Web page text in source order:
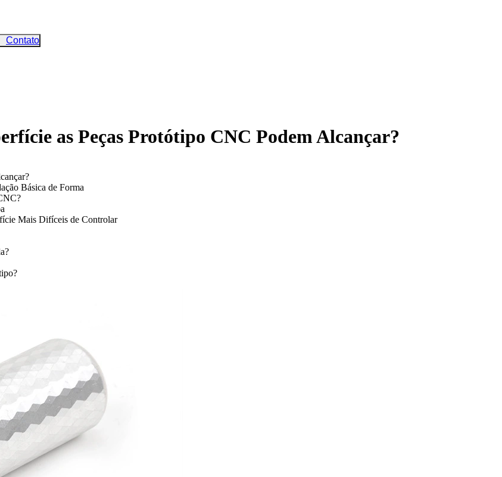
Contato
as Peças Protótipo CNC Podem Alcançar?
Básica de Forma
Mais Difíceis de Controlar